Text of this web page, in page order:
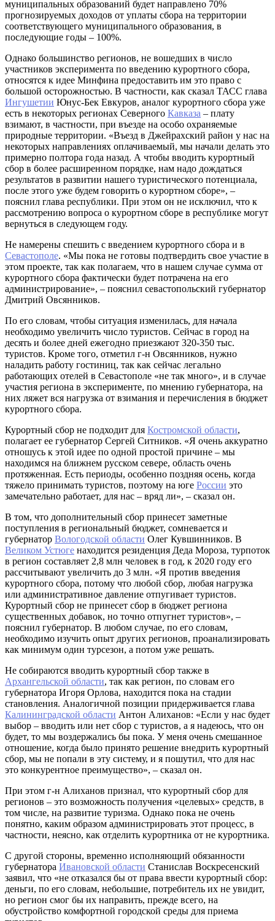
муниципальных образований будет направлено 70%
прогнозируемых доходов от уплаты сбора на территории
соответствующего муниципального образования, в
последующие годы – 100%.
Однако большинство регионов, не вошедших в число
участников эксперимента по введению курортного сбора,
относятся к идее Минфина предоставить им это право с
большой осторожностью. В частности, как сказал ТАСС глава
Ингушетии Юнус-Бек Евкуров, аналог курортного сбора уже
есть в некоторых регионах Северного Кавказа – плату
взимают, в частности, при въезде на особо охраняемые
природные территории. «Въезд в Джейрахский район у нас на
некоторых направлениях оплачиваемый, мы начали делать это
примерно полтора года назад. А чтобы вводить курортный
сбор в более расширенном порядке, нам надо дождаться
результатов в развитии нашего туристического потенциала,
после этого уже будем говорить о курортном сборе», –
пояснил глава республики. При этом он не исключил, что к
рассмотрению вопроса о курортном сборе в республике могут
вернуться в следующем году.
Не намерены спешить с введением курортного сбора и в
Севастополе. «Мы пока не готовы подтвердить свое участие в
этом проекте, так как полагаем, что в нашем случае сумма от
курортного сбора фактически будет потрачена на его
администрирование», – пояснил севастопольский губернатор
Дмитрий Овсянников.
По его словам, чтобы ситуация изменилась, для начала
необходимо увеличить число туристов. Сейчас в город на
десять и более дней ежегодно приезжают 320-350 тыс.
туристов. Кроме того, отметил г-н Овсянников, нужно
наладить работу гостиниц, так как сейчас легально
работающих отелей в Севастополе «не так много», и в случае
участия региона в эксперименте, по мнению губернатора, на
них ляжет вся нагрузка от взимания и перечисления в бюджет
курортного сбора.
Курортный сбор не подходит для Костромской области,
полагает ее губернатор Сергей Ситников. «Я очень аккуратно
отношусь к этой идее по одной простой причине – мы
находимся на ближнем русском севере, область очень
протяженная. Есть периоды, особенно поздняя осень, когда
тяжело принимать туристов, поэтому на юге России это
замечательно работает, для нас – вряд ли», – сказал он.
В том, что дополнительный сбор принесет заметные
поступления в региональный бюджет, сомневается и
губернатор Вологодской области Олег Кувшинников. В
Великом Устюге находится резиденция Деда Мороза, турпоток
в регион составляет 2,8 млн человек в год, к 2020 году его
рассчитывают увеличить до 3 млн. «Я против введения
курортного сбора, потому что любой сбор, любая нагрузка
или административное давление отпугивает туристов.
Курортный сбор не принесет сбор в бюджет региона
существенных добавок, но точно отпугнет туристов», –
пояснил губернатор. В любом случае, по его словам,
необходимо изучить опыт других регионов, проанализировать
как минимум один турсезон, а потом уже решать.
Не собираются вводить курортный сбор также в
Архангельской области, так как регион, по словам его
губернатора Игоря Орлова, находится пока на стадии
становления. Аналогичной позиции придерживается глава
Калининградской области Антон Алиханов: «Если у нас будет
выбор – вводить или нет сбор с туристов, а я надеюсь, что он
будет, то мы воздержались бы пока. У меня очень смешанное
отношение, когда было принято решение внедрить курортный
сбор, мы не попали в эту систему, и я пошутил, что для нас
это конкурентное преимущество», – сказал он.
При этом г-н Алиханов признал, что курортный сбор для
регионов – это возможность получения «целевых» средств, в
том числе, на развитие туризма. Однако пока не очень
понятно, каким образом администрировать этот процесс, в
частности, неясно, как отделить курортника от не курортника.
С другой стороны, временно исполняющий обязанности
губернатора Ивановской области Станислав Воскресенский
заявил, что «не отказался бы от права ввести курортный сбор:
деньги, по его словам, небольшие, потребитель их не увидит,
но регион смог бы их направить, прежде всего, на
обустройство комфортной городской среды для приема